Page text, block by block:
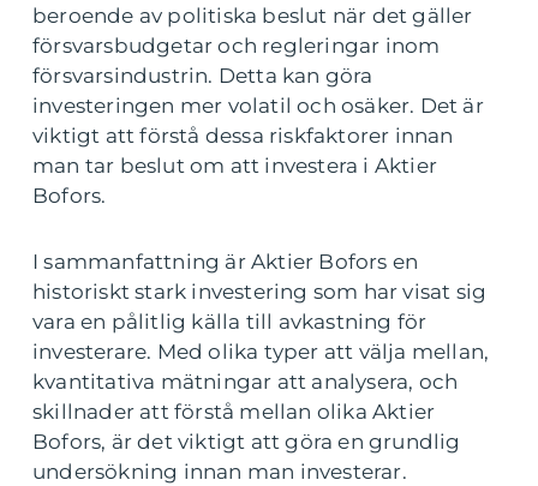
beroende av politiska beslut när det gäller
försvarsbudgetar och regleringar inom
försvarsindustrin. Detta kan göra
investeringen mer volatil och osäker. Det är
viktigt att förstå dessa riskfaktorer innan
man tar beslut om att investera i Aktier
Bofors.
I sammanfattning är Aktier Bofors en
historiskt stark investering som har visat sig
vara en pålitlig källa till avkastning för
investerare. Med olika typer att välja mellan,
kvantitativa mätningar att analysera, och
skillnader att förstå mellan olika Aktier
Bofors, är det viktigt att göra en grundlig
undersökning innan man investerar.